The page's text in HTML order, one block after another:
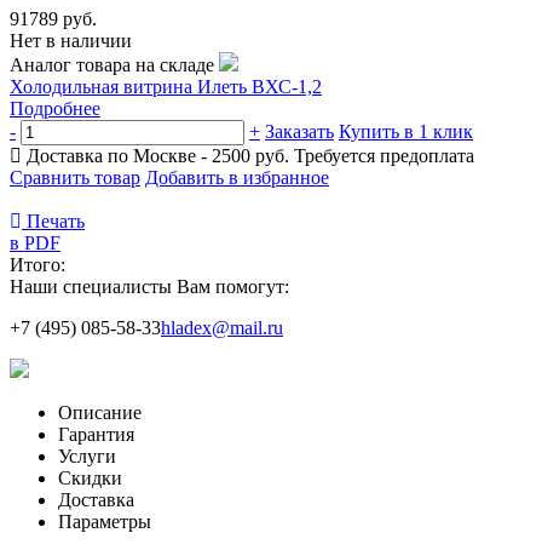
91789 руб.
Нет в наличии
Аналог товара на складе
Холодильная витрина Илеть ВХС-1,2
Подробнее
-
+ Заказать Купить в 1 клик
Доставка по Москве - 2500 руб. Требуется предоплата
Сравнить товар Добавить в избранное
Печать
в PDF
Итого:
Наши специалисты Вам помогут:
+7 (495) 085-58-33hladex@mail.ru
Описание
Гарантия
Услуги
Скидки
Доставка
Параметры